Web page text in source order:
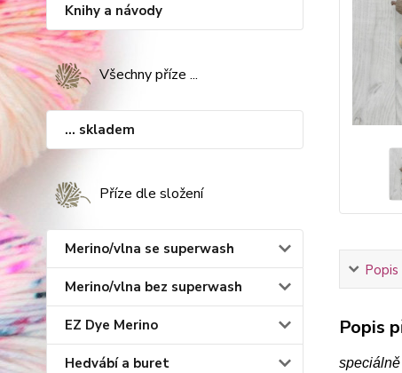
Knihy a návody
Všechny příze ...
... skladem
Příze dle složení
Merino/vlna se superwash
Merino/vlna bez superwash
EZ Dye Merino
Hedvábí a buret
Popis
Popis